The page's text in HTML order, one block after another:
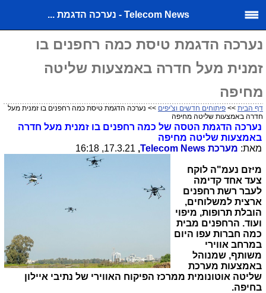
Telecom News - נערכה הדגמת ...
נערכה הדגמת טיסת כמה רחפנים בו
זמנית מעל חדרה באמצעות שליטה
מחיפה
דף הבית >> פיתוחים חדשים וצ'יפים >> נערכה הדגמת טיסת כמה רחפנים בו זמנית מעל
חדרה באמצעות שליטה מחיפה
נערכה הדגמת הטסה של כמה רחפנים בו זמנית מעל חדרה
באמצעות שליטה מחיפה
מאת: מערכת Telecom News
,
מיזם נעמ"ה לוקח
צעד אחד קדימה
לעבר רשת רחפנים
ארצית למשלוחים,
הובלת תרופות, מיפוי
ועוד. הרחפנים מבית
כמה חברות עפו היום
במרחב אווירי
משותף, שמנוהל
באמצעות מערכת
שליטה אוטונומית ממרכז הפיקוח האווירי של נתיבי איילון
בחיפה.